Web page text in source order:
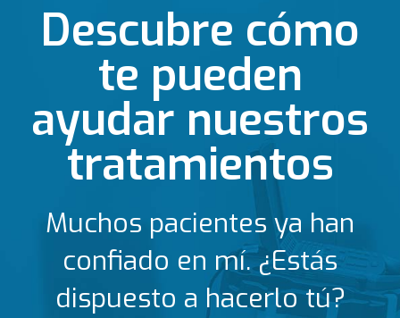
Descubre cómo
te pueden
ayudar nuestros
tratamientos
Muchos pacientes ya han
confiado en mí. ¿Estás
dispuesto a hacerlo tú?